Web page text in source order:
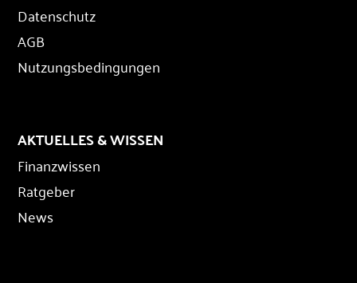
Datenschutz
AGB
Nutzungsbedingungen
AKTUELLES & WISSEN
Finanzwissen
Ratgeber
News